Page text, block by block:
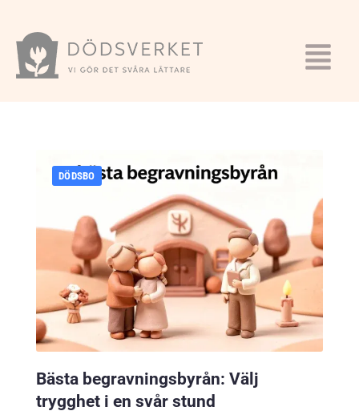
DÖDSBO
Bästa begravningsbyrån: Välj
trygghet i en svår stund